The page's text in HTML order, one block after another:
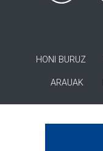
HONI BURUZ
ARAUAK